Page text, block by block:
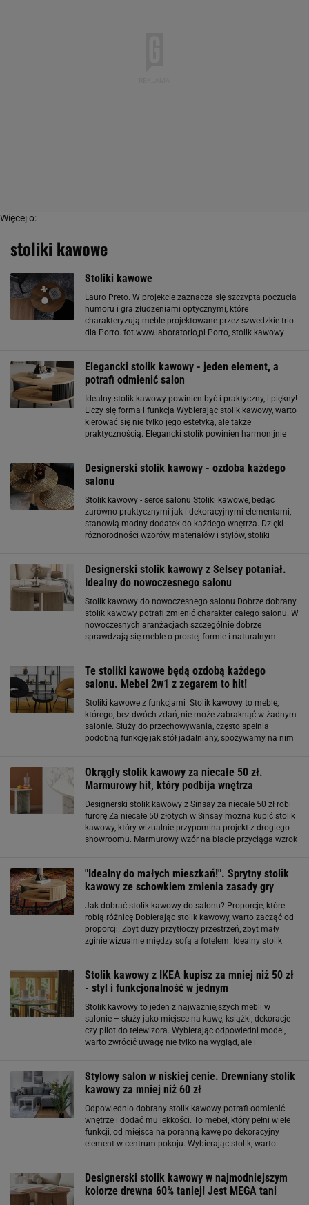
Więcej o:
stoliki kawowe
Stoliki kawowe
Lauro Preto. W projekcie zaznacza się szczypta poczucia
humoru i gra złudzeniami optycznymi, które
charakteryzują meble projektowane przez szwedzkie trio
dla Porro. fot.www.laboratorio,pl Porro, stolik kawowy
Elegancki stolik kawowy - jeden element, a
potrafi odmienić salon
Idealny stolik kawowy powinien być i praktyczny, i piękny!
Liczy się forma i funkcja Wybierając stolik kawowy, warto
kierować się nie tylko jego estetyką, ale także
praktycznością. Elegancki stolik powinien harmonijnie
Designerski stolik kawowy - ozdoba każdego
salonu
Stolik kawowy - serce salonu Stoliki kawowe, będąc
zarówno praktycznymi jak i dekoracyjnymi elementami,
stanowią modny dodatek do każdego wnętrza. Dzięki
różnorodności wzorów, materiałów i stylów, stoliki
Designerski stolik kawowy z Selsey potaniał.
Idealny do nowoczesnego salonu
Stolik kawowy do nowoczesnego salonu Dobrze dobrany
stolik kawowy potrafi zmienić charakter całego salonu. W
nowoczesnych aranżacjach szczególnie dobrze
sprawdzają się meble o prostej formie i naturalnym
Te stoliki kawowe będą ozdobą każdego
salonu. Mebel 2w1 z zegarem to hit!
Stoliki kawowe z funkcjami Stolik kawowy to meble,
którego, bez dwóch zdań, nie może zabraknąć w żadnym
salonie. Służy do przechowywania, często spełnia
podobną funkcję jak stół jadalniany, spożywamy na nim
Okrągły stolik kawowy za niecałe 50 zł.
Marmurowy hit, który podbija wnętrza
Designerski stolik kawowy z Sinsay za niecałe 50 zł robi
furorę Za niecałe 50 złotych w Sinsay można kupić stolik
kawowy, który wizualnie przypomina projekt z drogiego
showroomu. Marmurowy wzór na blacie przyciąga wzrok
"Idealny do małych mieszkań!". Sprytny stolik
kawowy ze schowkiem zmienia zasady gry
Jak dobrać stolik kawowy do salonu? Proporcje, które
robią różnicę Dobierając stolik kawowy, warto zacząć od
proporcji. Zbyt duży przytłoczy przestrzeń, zbyt mały
zginie wizualnie między sofą a fotelem. Idealny stolik
Stolik kawowy z IKEA kupisz za mniej niż 50 zł
- styl i funkcjonalność w jednym
Stolik kawowy to jeden z najważniejszych mebli w
salonie – służy jako miejsce na kawę, książki, dekoracje
czy pilot do telewizora. Wybierając odpowiedni model,
warto zwrócić uwagę nie tylko na wygląd, ale i
Stylowy salon w niskiej cenie. Drewniany stolik
kawowy za mniej niż 60 zł
Odpowiednio dobrany stolik kawowy potrafi odmienić
wnętrze i dodać mu lekkości. To mebel, który pełni wiele
funkcji, od miejsca na poranną kawę po dekoracyjny
element w centrum pokoju. Wybierając stolik, warto
Designerski stolik kawowy w najmodniejszym
kolorze drewna 60% taniej! Jest MEGA tani